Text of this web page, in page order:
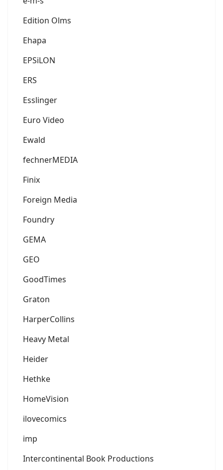
Edition Olms
Ehapa
EPSiLON
ERS
Esslinger
Euro Video
Ewald
fechnerMEDIA
Finix
Foreign Media
Foundry
GEMA
GEO
GoodTimes
Graton
HarperCollins
Heavy Metal
Heider
Hethke
HomeVision
ilovecomics
imp
Intercontinental Book Productions